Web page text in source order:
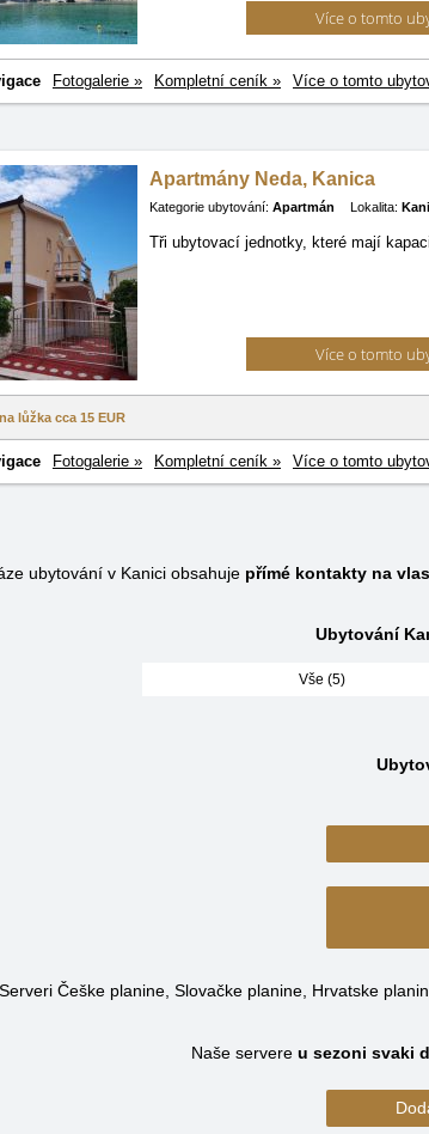
Více o tomto
Fotogalerie » Kompletní ceník » Více o tomto
Apartmány Neda, Kanica
Kategorie ubytování: Apartmán Lokalita:
Tři ubytovací jednotky, které mají
Více o tomto
lůžka cca 15 EUR
Fotogalerie » Kompletní ceník » Více o tomto
ubytování v Kanici obsahuje přímé kontakty na
Ubytování
Vše (5)
Serveri Češke planine, Slovačke planine, Hrvatske
Naše servere u sezoni svaki